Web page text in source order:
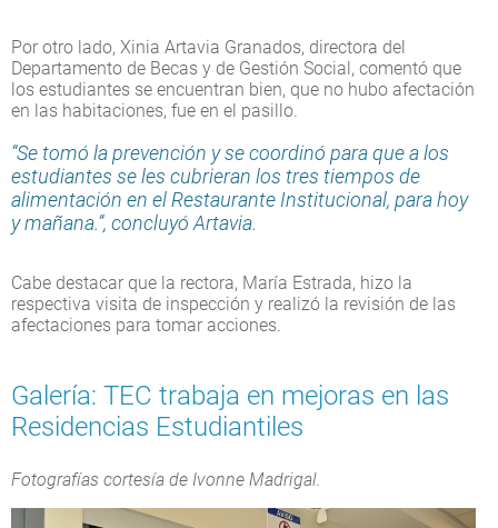
Por otro lado, Xinia Artavia Granados, directora del
Departamento de Becas y de Gestión Social, comentó que
los estudiantes se encuentran bien, que no hubo afectación
en las habitaciones, fue en el pasillo.
“Se tomó la prevención y se coordinó para que a los
estudiantes se les cubrieran los tres tiempos de
alimentación en el Restaurante Institucional, para hoy
y mañana.”, concluyó Artavia.
Cabe destacar que la rectora, María Estrada, hizo la
respectiva visita de inspección y realizó la revisión de las
afectaciones para tomar acciones.
Galería: TEC trabaja en mejoras en las
Residencias Estudiantiles
Fotografías cortesía de Ivonne Madrigal.